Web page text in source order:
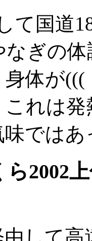
て国道
ぎの
体が
これは
味では
ら2002
由して